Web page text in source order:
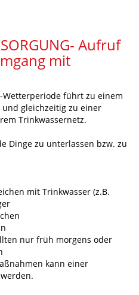
Aufruf
mit
führt zu einem
gleichzeitig zu einer
Trinkwassernetz.
Dinge zu unterlassen bzw. zu
mit Trinkwasser (z.B.
nur früh morgens oder
kann einer